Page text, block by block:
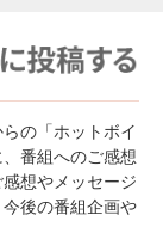
の「ホットボイ
番組へのご感想
想やメッセージ
後の番組企画や